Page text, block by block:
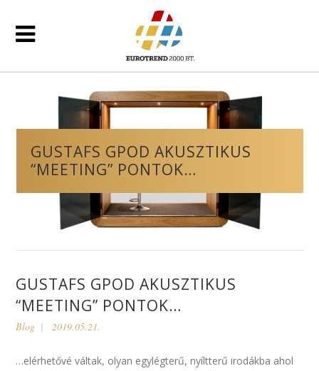
GUSTAFS GPOD AKUSZTIKUS
“MEETING” PONTOK…
GUSTAFS GPOD AKUSZTIKUS
“MEETING” PONTOK…
Blog 2019.05.21.
…elérhetővé váltak, olyan egylégterű, nyíltterű irodákba ahol